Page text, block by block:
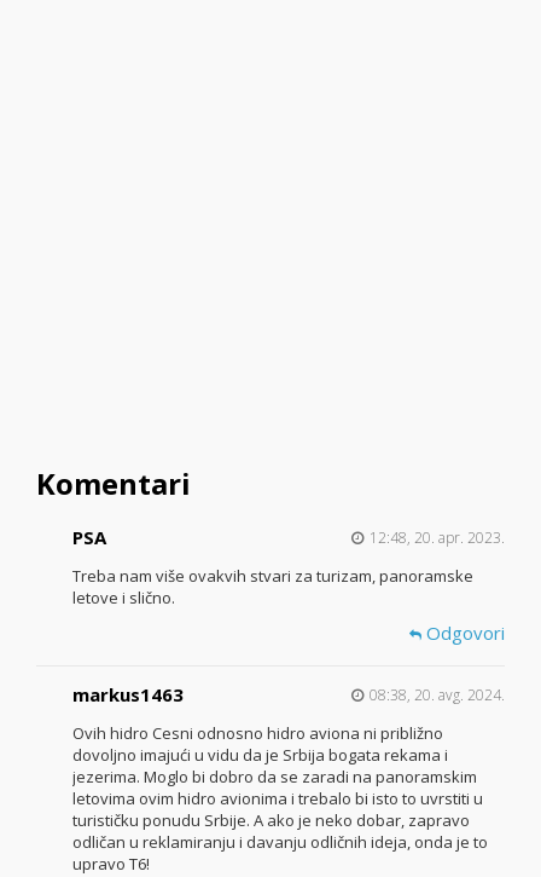
Komentari
PSA 12:48, 20. apr. 2023.
Treba nam više ovakvih stvari za turizam, panoramske
letove i slično.
Odgovori
markus1463 08:38, 20. avg. 2024.
Ovih hidro Cesni odnosno hidro aviona ni približno
dovoljno imajući u vidu da je Srbija bogata rekama i
jezerima. Moglo bi dobro da se zaradi na panoramskim
letovima ovim hidro avionima i trebalo bi isto to uvrstiti u
turističku ponudu Srbije. A ako je neko dobar, zapravo
odličan u reklamiranju i davanju odličnih ideja, onda je to
upravo T6!